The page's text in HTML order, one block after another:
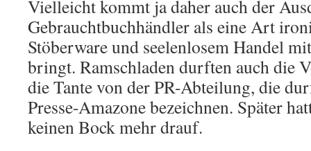
Vielleicht kommt ja daher auch der
Gebrauchtbuchhändler als eine Art
Stöberware und seelenlosem Handel
bringt. Ramschladen durften auch die
die Tante von der PR-Abteilung, die
Presse-Amazone bezeichnen. Später
keinen Bock mehr drauf.